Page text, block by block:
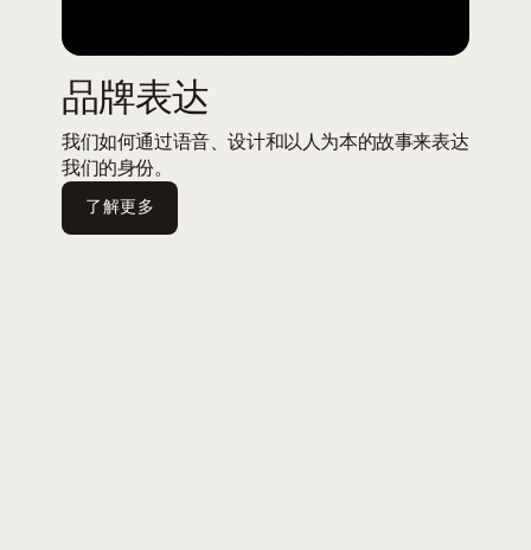
品牌表达
我们如何通过语音、设计和以人为本的故事来表达
我们的身份。
了解更多